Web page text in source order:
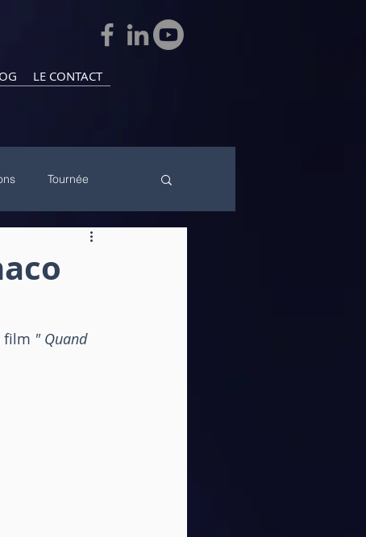
LE CONTACT
Tournée
film " Quand